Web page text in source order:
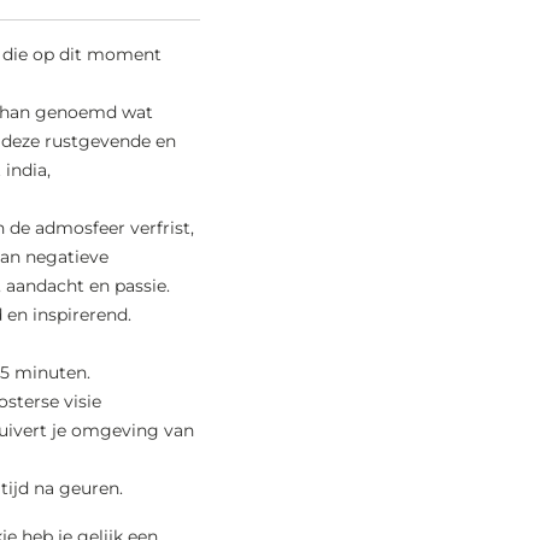
die op dit moment
genoemd wat
rustgevende en
de admosfeer verfrist,
negatieve
en passie.
en inspirerend.
minuten.
visie
je omgeving van
na geuren.